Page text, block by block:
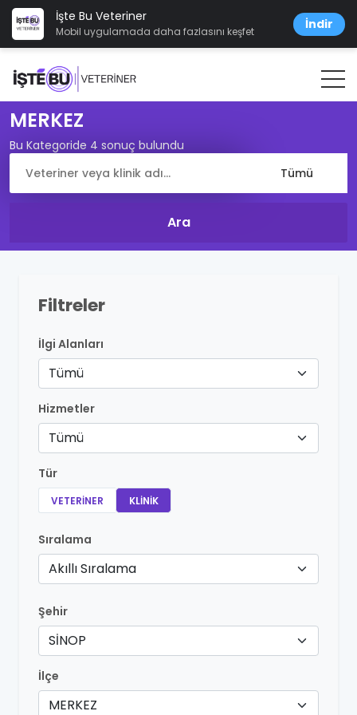
İşte Bu Veteriner
Mobil uygulamada daha fazlasını keşfet İndir
MERKEZ
Bu Kategoride 4 sonuç bulundu
Filtreler
İlgi Alanları
Tümü
Hizmetler
Tümü
Tür
VETERINER KLINIK
Sıralama
Akıllı Sıralama
Şehir
SİNOP
İlçe
MERKEZ